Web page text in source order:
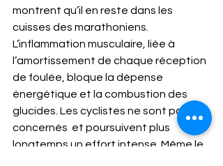
montrent qu’il en reste dans les
cuisses des marathoniens.
L’inflammation musculaire, liée à
l’amortissement de chaque réception
de foulée, bloque la dépense
énergétique et la combustion des
glucides. Les cyclistes ne sont pas
concernés  et poursuivent plus
longtemps un effort intense. Même le